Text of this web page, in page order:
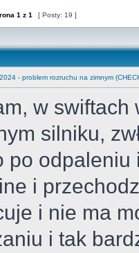
w temacie
1 z 1 [ Posty: 19 ]
- problem rozruchu na zimnym
w swiftach
silniku,
po odpaleniu
i
i nie ma
i tak